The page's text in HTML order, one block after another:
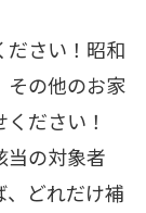
ださい！昭和
その他のお家
ださい！
の対象者
どれだけ補